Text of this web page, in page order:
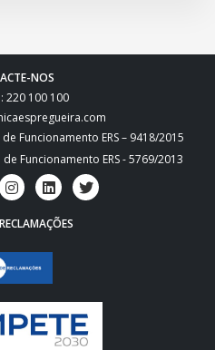
NOS
220 100 100
Funcionamento ERS – 9418/2015
Funcionamento ERS - 5769/2013